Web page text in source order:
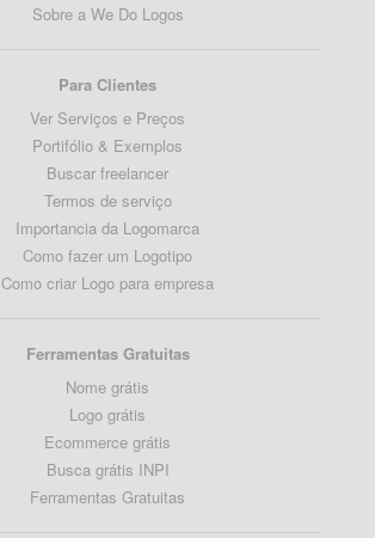
Sobre a We Do Logos
Para Clientes
Ver Serviços e Preços
Portifólio & Exemplos
Buscar freelancer
Termos de serviço
Importancia da Logomarca
Como fazer um Logotipo
Como criar Logo para empresa
Ferramentas Gratuitas
Nome grátis
Logo grátis
Ecommerce grátis
Busca grátis INPI
Ferramentas Gratuitas